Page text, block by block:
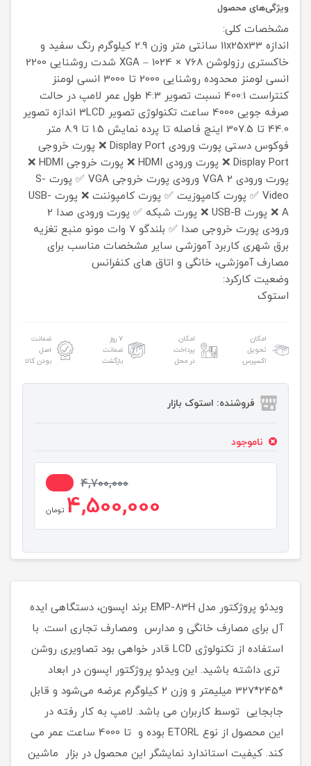
ویژگی‌های محصول
مشخصات کلی:
اندازه 11x25x33 سانتی متر وزن 2.9 کیلوگرم رنگ سفید و
خاکستری رزولوشن XGA – 1024 × 768 شدت روشنایی 2200
انسی لومنز محدوده روشنایی 2000 تا 3000 انسی لومنز
کنتراست 400:1 نسبت تصویر 4:3 طول عمر لامپ در حالت
صرفه جویی 4000 ساعت تکنولوژی تصویر 3LCD اندازه تصویر
44.0 تا 307.5 اینچ
فاصله تا پرده نمایش 1.5 تا 8.9 متر
فوکوس دستی پورت ورودی Display Port ❌ پورت خروجی
Display Port
❌ پورت ورودی HDMI ❌ پورت خروجی HDMI
❌
پورت ورودی VGA 2 ورودی پورت خروجی VGA ✅
پورت S-
Video
✅ پورت کامپوزیت ✅ پورت کامپوننت ❌
پورت USB-
A
❌ پورت USB-B ❌ پورت شبکه ✅ پورت ورودی صدا 2
ورودی پورت خروجی صدا ✅ بلندگو 7 وات مونو
منبع تغزیه
برق شهری کاربرد آموزشی سایر مشخصات مناسب برای
مصارف آموزشی، خانگی و اتاق های کنفرانس
وضعیت کارکرد:
استوک
امکان
تحویل
اکسپرس
امکان
پرداخت
در محل
۷ روز
ضمانت
بازگشت
ضمانت
اصل
بودن کالا
فروشنده: استوک بازار
ناموجود
4,700,000
4,500,000 تومان
ویدئو پروژکتور مدل EMP-83H برند اپسون، دستگاهی ایده‌
آل برای مصارف خانگی و مدارس ومصارف تجاری است. با
استفاده از تکنولوژی LCD قادر خواهی بود تصاویری روشن
‌تری داشته باشید. این ویدئو پروژکتور اپسون در ابعاد
*245*327 میلیمتر و وزن 2 کیلوگرم عرضه می‌شود و قابل
جابجایی توسط کاربران می باشد. لامپ به کار رفته در
این محصول از نوع ETORL بوده و تا 4000 ساعت عمر می
‌کند. کیفیت استاندارد نمایشگر این محصول در بزار ماشین